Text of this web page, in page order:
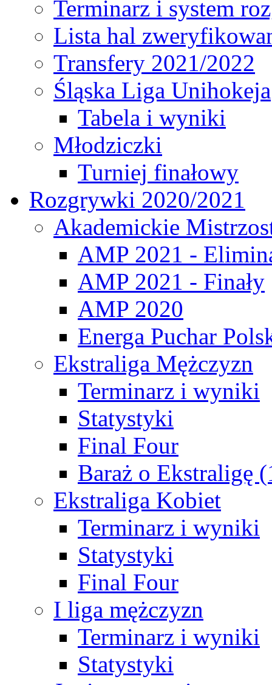
Terminarz i system
Lista hal
Transfery 2021/2022
Śląska Liga Unihokeja
Tabela i wyniki
Młodziczki
Turniej finałowy
Rozgrywki 2020/2021
Akademickie
AMP 2021 -
AMP 2021 - Finały
AMP 2020
Energa Puchar
Ekstraliga Mężczyzn
Terminarz i wyniki
Statystyki
Final Four
Baraż o Ekstraligę
Ekstraliga Kobiet
Terminarz i wyniki
Statystyki
Final Four
I liga mężczyzn
Terminarz i wyniki
Statystyki